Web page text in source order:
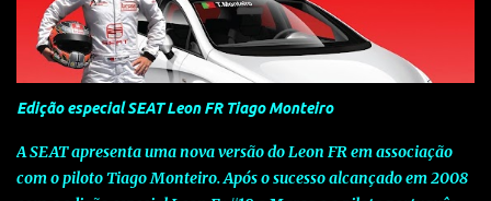
futuro e otimizado por Inteligência Artificial (IA), o novo XPENG
P7+ combina uma arquitetura inteligente avançada, um espaço
de referência no segmento e grande versatilidade para viagens,
respondendo às exigências do quotidiano europeu e refletindo o
compromisso de longo prazo da XPENG com a mobilidade
elétrica centrada no utilizador. O novo XPENG P7+ destaca-se
pela exclusividade do chip TURING AI, que oferece até 750 TOPS
de capacidade de computaç...
Edição especial SEAT Leon FR Tiago Monteiro
A SEAT apresenta uma nova versão do Leon FR em associação
com o piloto Tiago Monteiro. Após o sucesso alcançado em 2008